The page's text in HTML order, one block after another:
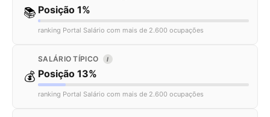
📚 Posição 1%
ranking Portal Salário com mais de 2.600 ocupações
💰
SALÁRIO TÍPICO I
Posição 13%
ranking Portal Salário com mais de 2.600 ocupações